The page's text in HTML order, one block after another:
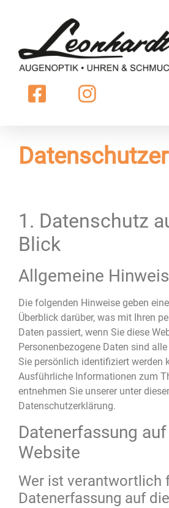
1. Datenschutz
Blick
Allgemeine
Die folgenden Hinweise geben
Überblick darüber, was mit Ihren
Daten passiert, wenn Sie diese
Personenbezogene Daten sind
Sie persönlich identifiziert werden
Ausführliche Informationen zum
entnehmen Sie unserer unter
Datenschutzerklärung.
Datenerfassung
Website
Wer ist verantwortlich
Datenerfassung auf